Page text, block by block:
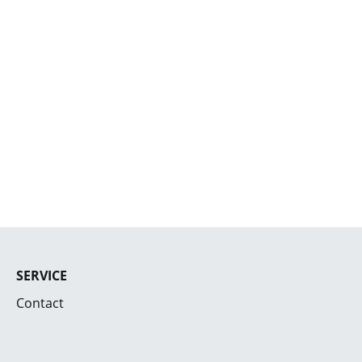
SERVICE
Contact